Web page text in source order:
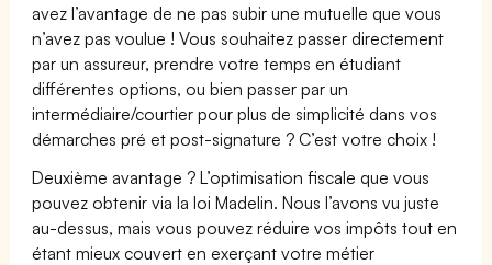
avez l’avantage de ne pas subir une mutuelle que vous
n’avez pas voulue ! Vous souhaitez passer directement
par un assureur, prendre votre temps en étudiant
différentes options, ou bien passer par un
intermédiaire/courtier pour plus de simplicité dans vos
démarches pré et post-signature ? C’est votre choix !
Deuxième avantage ? L’optimisation fiscale que vous
pouvez obtenir via la loi Madelin. Nous l’avons vu juste
au-dessus, mais vous pouvez réduire vos impôts tout en
étant mieux couvert en exerçant votre métier